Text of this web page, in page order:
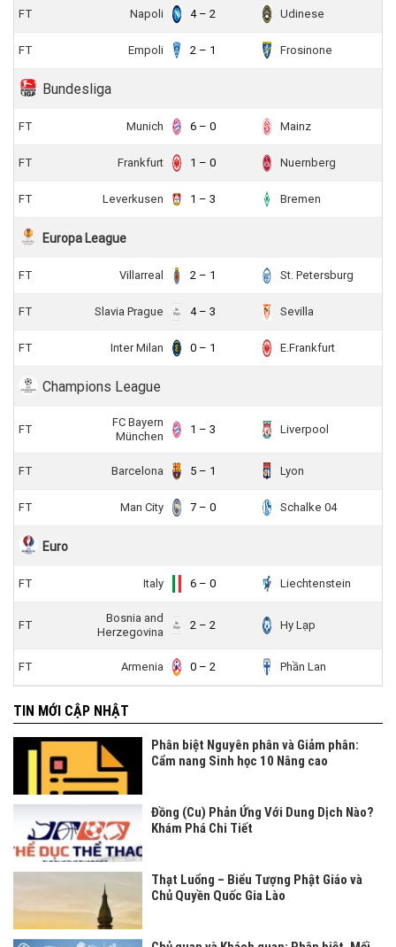
FT Napoli 4 – 2 Udinese
FT Empoli 2 – 1 Frosinone
Bundesliga
FT Munich 6 – 0 Mainz
FT Frankfurt 1 – 0 Nuernberg
FT Leverkusen 1 – 3 Bremen
Europa League
FT Villarreal 2 – 1 St. Petersburg
FT Slavia Prague 4 – 3 Sevilla
FT Inter Milan 0 – 1 E.Frankfurt
Champions League
FT
FC Bayern
München
1 – 3 Liverpool
FT Barcelona 5 – 1 Lyon
FT Man City 7 – 0 Schalke 04
Euro
FT Italy 6 – 0 Liechtenstein
FT
Bosnia and
Herzegovina
2 – 2 Hy Lạp
FT Armenia 0 – 2 Phần Lan
TIN MỚI CẬP NHẬT
Phân biệt Nguyên phân và Giảm phân:
Cẩm nang Sinh học 10 Nâng cao
Đồng (Cu) Phản Ứng Với Dung Dịch Nào?
Khám Phá Chi Tiết
Thạt Luổng – Biểu Tượng Phật Giáo và
Chủ Quyền Quốc Gia Lào